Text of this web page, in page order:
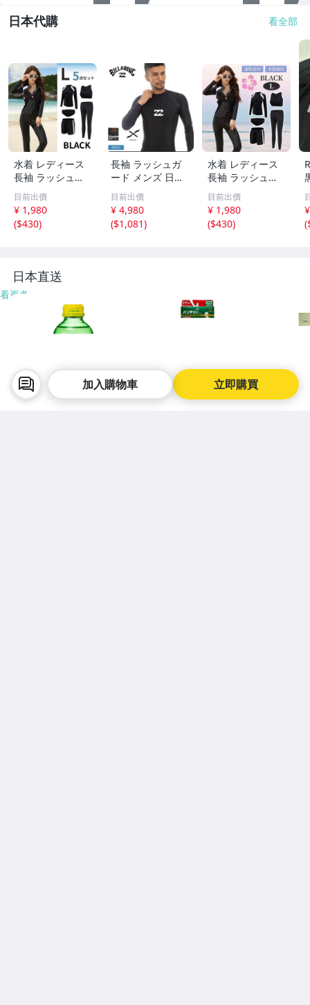
立即購買
加入購物車
日本代購 看全部
水着 レディース
長袖 ラッシュガ
ード L 黒 5点セッ
ト 体型カバー 細
見え 水陸両用 ス
ポーツ ジム ママ
目前出價
¥ 1,980
($430)
長袖 ラッシュガ
ード メンズ 日焼
け止め ビラボン
水着 海パン BILL
ABONG コンプレ
ッション M
目前出價
¥ 4,980
($1,081)
水着 レディース
長袖 ラッシュガ
ード L 黒 5点セッ
ト 体型カバー 細
見え 水陸両用 ス
ポーツ ジム ママ
目前出價
¥ 1,980
($430)
(
日本直送
看更多